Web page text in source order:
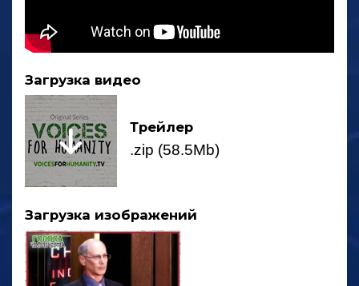
Загрузка видео
Трейлер
.zip (58.5Mb)
Загрузка изображений